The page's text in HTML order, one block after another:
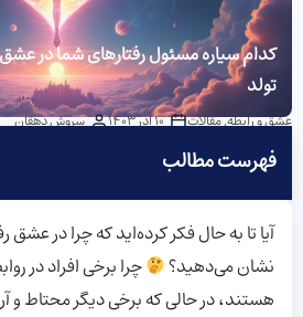
کدام سیاره مسئول رفتارهای شما در
تولد
عشق و رابطه,مقالات 10 آذر 1403 سروش دهقان
فهرست مطالب
آیا تا به حال فکر کرده‌اید که چرا در
نشان می‌دهید؟
چرا برخی افراد در
هستند، در حالی که برخی دیگر محتاط و